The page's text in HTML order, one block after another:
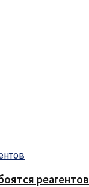
реагентов